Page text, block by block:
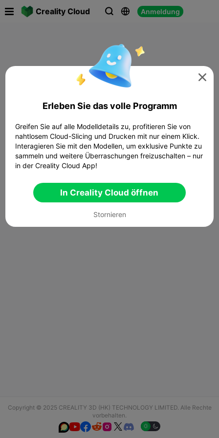
Creality Cloud   Anmeldung
Copyright © 2025 CREALITY 3D (HK) TECHNOLOGY LIMITED. Alle Rechte
vorbehalten.
  

Erleben Sie das volle Programm
Greifen Sie auf alle Modelldetails zu, profitieren Sie von
nahtlosem Cloud-Slicing und Drucken mit nur einem Klick.
Interagieren Sie mit den Modellen, um exklusive Punkte zu
sammeln und weitere Überraschungen freizuschalten – nur
in der Creality Cloud App!
In Creality Cloud öffnen
Stornieren